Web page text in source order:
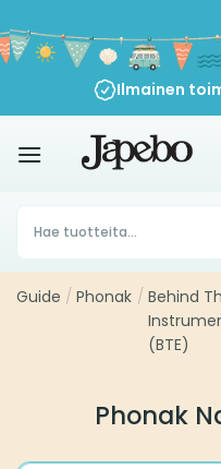
sisältöön
Ilmainen
Products
search
Guide / Phonak / Behind
(BTE)
Phonak